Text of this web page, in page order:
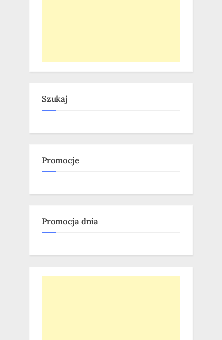
Szukaj
Promocje
Promocja dnia